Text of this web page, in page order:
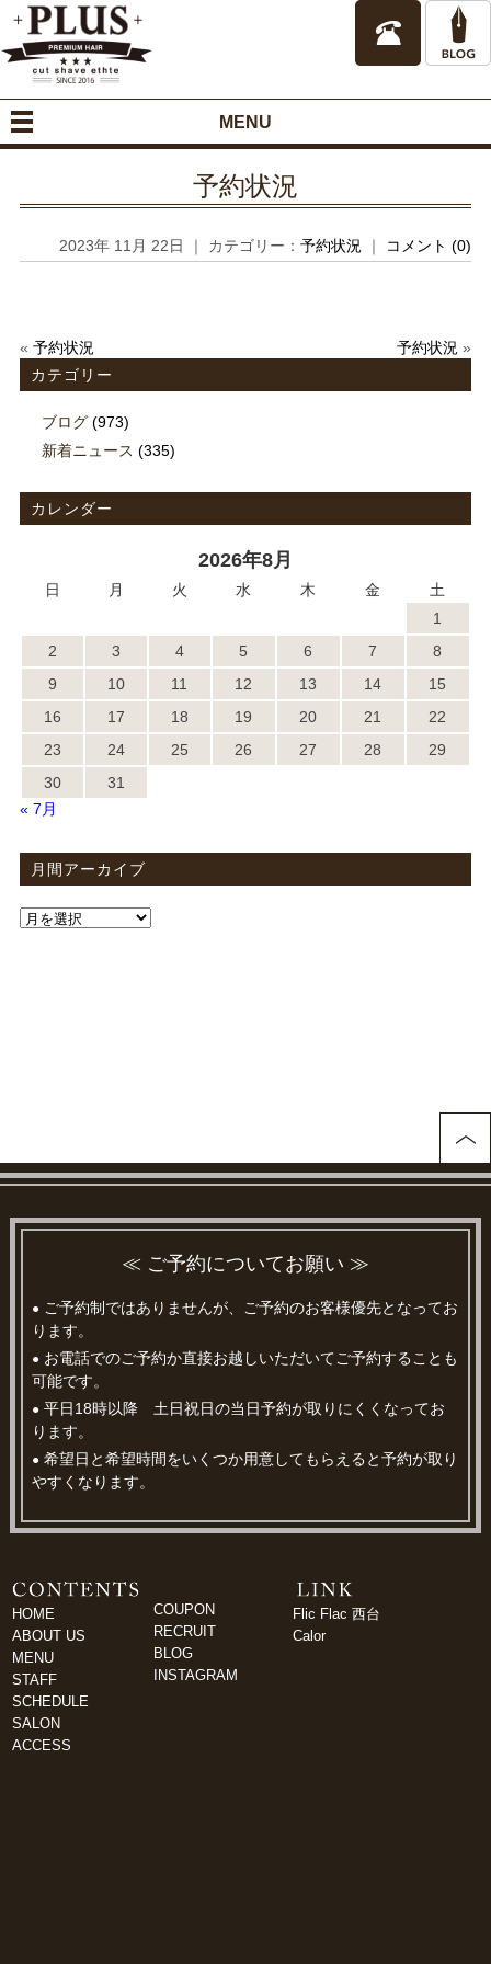
MENU
予約状況
2023年 11月 22日 ｜ カテゴリー：予約状況 ｜ コメント (0)
« 予約状況 予約状況 »
カテゴリー
ブログ(973)
新着ニュース (335)
カレンダー
2026年8月
日 月 火 水 木 金
土
1
2
3 4 5 6 7
8
9
10 11 12 13 14
15
16
17 18 19 20 21
22
23
24 25 26 27 28
29
30
31
« 7月
月間アーカイブ
≪ ご予約についてお願い ≫
● ご予約制ではありませんが、ご予約のお客様優先となってお
ります。
● お電話でのご予約か直接お越しいただいてご予約することも
可能です。
● 平日18時以降 土日祝日の当日予約が取りにくくなってお
ります。
● 希望日と希望時間をいくつか用意してもらえると予約が取り
やすくなります。
HOME
ABOUT US
MENU
STAFF
SCHEDULE
SALON
ACCESS
COUPON
RECRUIT
BLOG
INSTAGRAM
Flic Flac 西台
Calor